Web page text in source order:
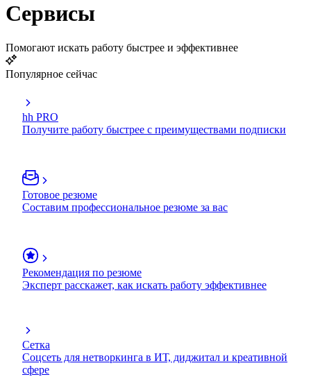
Сервисы
Помогают искать работу быстрее и эффективнее
Популярное сейчас
hh PRO
Получите работу быстрее с преимуществами подписки
Готовое резюме
Составим профессиональное резюме за вас
Рекомендация по резюме
Эксперт расскажет, как искать работу эффективнее
Сетка
Соцсеть для нетворкинга в ИТ, диджитал и креативной
сфере